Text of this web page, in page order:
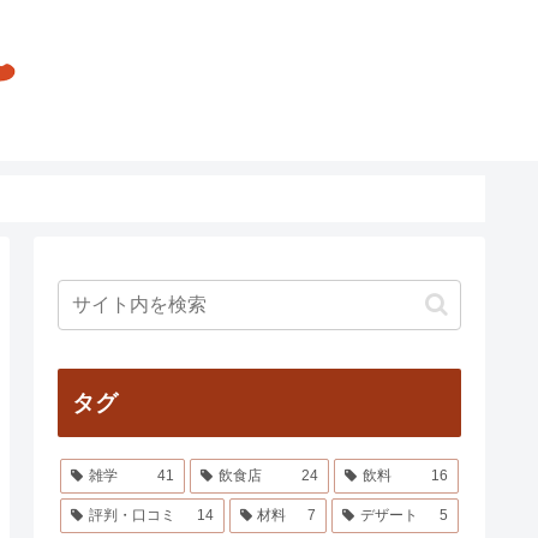
タグ
雑学 41 飲食店 24 飲料 16
評判・口コミ 14 材料 7 デザート 5